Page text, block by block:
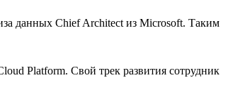
данных Chief Architect из Microsoft. Таким
Platform. Свой трек развития сотрудник